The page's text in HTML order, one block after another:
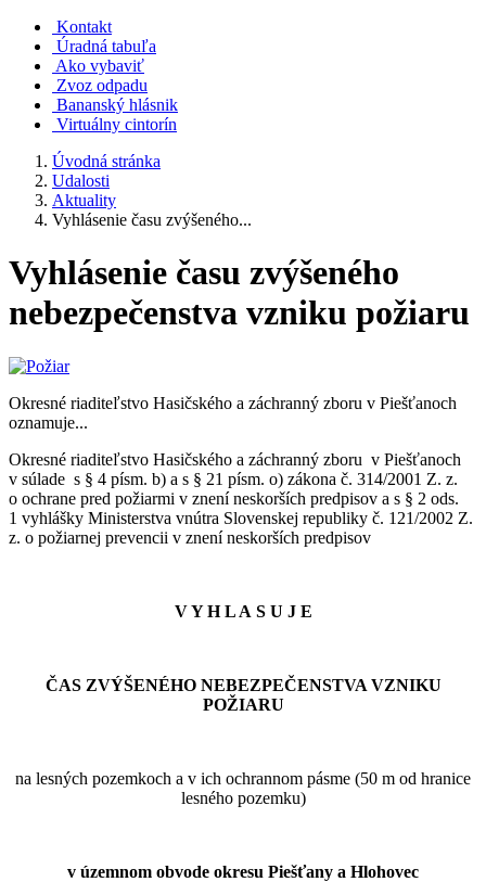
Kontakt
Úradná tabuľa
Ako vybaviť
Zvoz odpadu
Bananský hlásnik
Virtuálny cintorín
Úvodná stránka
Udalosti
Aktuality
Vyhlásenie času zvýšeného...
Vyhlásenie času zvýšeného
nebezpečenstva vzniku požiaru
Okresné riaditeľstvo Hasičského a záchranný zboru v Piešťanoch
oznamuje...
Okresné riaditeľstvo Hasičského a záchranný zboru v Piešťanoch
v súlade s § 4 písm. b) a s § 21 písm. o) zákona č. 314/2001 Z. z.
o ochrane pred požiarmi v znení neskorších predpisov a s § 2 ods.
1 vyhlášky Ministerstva vnútra Slovenskej republiky č. 121/2002 Z.
z. o požiarnej prevencii v znení neskorších predpisov
V Y H L A S U J E
ČAS ZVÝŠENÉHO NEBEZPEČENSTVA VZNIKU
POŽIARU
na lesných pozemkoch a v ich ochrannom pásme (50 m od hranice
lesného pozemku)
v územnom obvode okresu Piešťany a Hlohovec